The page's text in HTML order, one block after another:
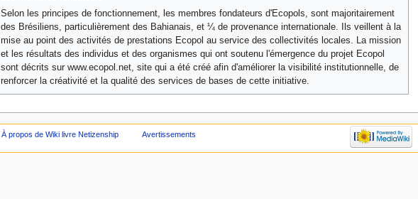
Selon les principes de fonctionnement, les membres fondateurs d'Ecopols, sont majoritairement
des Brésiliens, particulièrement des Bahianais, et ¼ de provenance internationale. Ils veillent à la
mise au point des activités de prestations Ecopol au service des collectivités locales. La mission
et les résultats des individus et des organismes qui ont soutenu l'émergence du projet Ecopol
sont décrits sur www.ecopol.net, site qui a été créé afin d'améliorer la visibilité institutionnelle, de
renforcer la créativité et la qualité des services de bases de cette initiative.
À propos de Wiki livre Netizenship Avertissements